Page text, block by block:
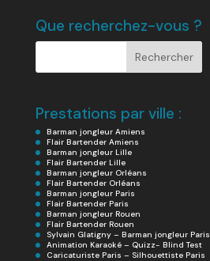
Que recherchez-vous ?
Prestations par ville :
Barman jongleur Amiens
Flair Bartender Amiens
Barman jongleur Lille
Flair Bartender Lille
Barman jongleur Orléans
Flair Bartender Orléans
Barman jongleur Paris
Flair Bartender Paris
Barman jongleur Rouen
Flair Bartender Rouen
Sylvain Glatigny – Barman jongleur Paris
Animation Karaoké – Quizz- Blind Test
Caricaturiste Paris – Silhouettiste Paris